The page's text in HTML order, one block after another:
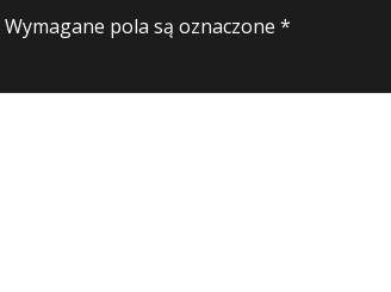
Wymagane pola są oznaczone *